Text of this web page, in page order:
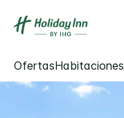
OfertasHabitaciones